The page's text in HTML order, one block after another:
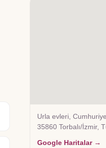
Urla evleri,
35860 Torbalı/İzmir,
Google Haritalar →